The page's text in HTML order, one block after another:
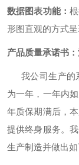
数据图表功能：
形图直观的方式
产品质量承诺书：
我公司生产的
为一年，一年内
年质保期满后，
提供终身服务。
生产制造并做出如